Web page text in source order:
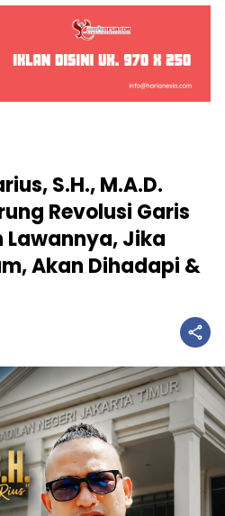
S.H., M.A.D.
Revolusi Garis
Lawannya, Jika
Akan Dihadapi &